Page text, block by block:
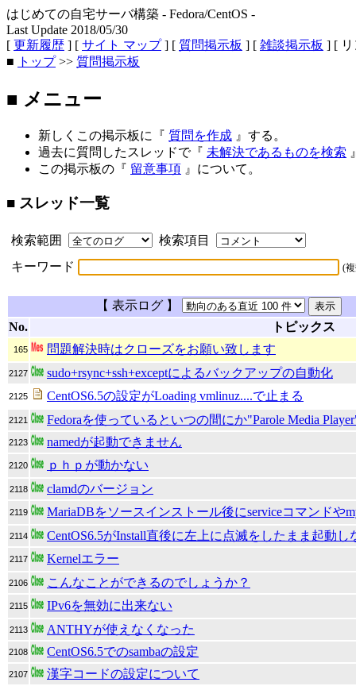
はじめての自宅サーバ構築 - Fedora/CentOS -
Last Update 2018/05/30
[ 更新履歴 ] [ サイト マップ] [ 質問掲示板 ] [ 雑談掲示板 ] [
■
トップ>> 質問掲示板
■ メニュー
新しくこの掲示板に『 質問を作成 』する。
過去に質問したスレッドで『 未解決であるものを検索
この掲示板の『 留意事項 』について。
■ スレッド一覧
検索範囲
検索項目
キーワード
(
【 表示ログ 】
No.
トピックス
165 問題解決時はクローズをお願い致します
2127 sudo+rsync+ssh+exceptによるバックアップの自動化
2125 CentOS6.5の設定がLoading vmlinuz....で止まる
2121 Fedoraを使っているといつの間にか"Parole Media
2123 namedが起動できません
2120 ｐｈｐが動かない
2118 clamdのバージョン
2119 MariaDBをソースインストール後にserviceコマンドや
2114 CentOS6.5がInstall直後に左上に点滅をしたまま起動し
2117 Kernelエラー
2106 こんなことができるのでしょうか？
2115 IPv6を無効に出来ない
2113 ANTHYが使えなくなった
2108 CentOS6.5でのsambaの設定
2107 漢字コードの設定について